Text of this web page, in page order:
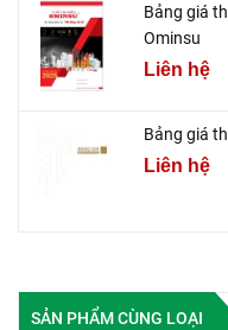
Bảng giá
Ominsu
Liên hệ
Bảng giá
Liên hệ
SẢN PHẨM CÙNG LOẠI